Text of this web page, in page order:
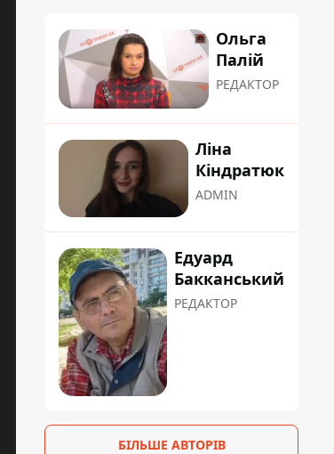
Ольга
Палій
РЕДАКТОР
Ліна
Кіндратюк
ADMIN
Едуард
Бакканський
РЕДАКТОР
БІЛЬШЕ АВТОРІВ